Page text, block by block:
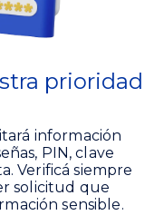
prioridad
información
PIN, clave
Verificá siempre
solicitud que
sensible.